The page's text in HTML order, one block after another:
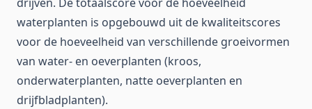
waterplanten is opgebouwd uit de kwaliteitscores
voor de hoeveelheid van verschillende groeivormen
van water- en oeverplanten (kroos,
onderwaterplanten, natte oeverplanten en
drijfbladplanten).